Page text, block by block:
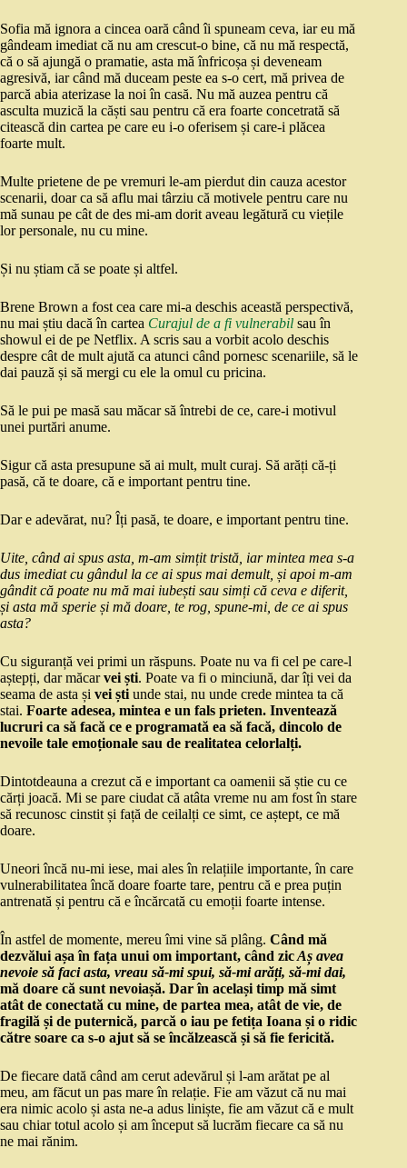
Sofia mă ignora a cincea oară când îi spuneam ceva, iar eu mă
gândeam imediat că nu am crescut-o bine, că nu mă respectă,
că o să ajungă o pramatie, asta mă înfricoșa și deveneam
agresivă, iar când mă duceam peste ea s-o cert, mă privea de
parcă abia aterizase la noi în casă. Nu mă auzea pentru că
asculta muzică la căști sau pentru că era foarte concetrată să
citească din cartea pe care eu i-o oferisem și care-i plăcea
foarte mult.
Multe prietene de pe vremuri le-am pierdut din cauza acestor
scenarii, doar ca să aflu mai târziu că motivele pentru care nu
mă sunau pe cât de des mi-am dorit aveau legătură cu viețile
lor personale, nu cu mine.
Și nu știam că se poate și altfel.
Brene Brown a fost cea care mi-a deschis această perspectivă,
nu mai știu dacă în cartea Curajul de a fi vulnerabil sau în
showul ei de pe Netflix. A scris sau a vorbit acolo deschis
despre cât de mult ajută ca atunci când pornesc scenariile, să le
dai pauză și să mergi cu ele la omul cu pricina.
Să le pui pe masă sau măcar să întrebi de ce, care-i motivul
unei purtări anume.
Sigur că asta presupune să ai mult, mult curaj. Să arăți că-ți
pasă, că te doare, că e important pentru tine.
Dar e adevărat, nu? Îți pasă, te doare, e important pentru tine.
Uite, când ai spus asta, m-am simțit tristă, iar mintea mea s-a
dus imediat cu gândul la ce ai spus mai demult, și apoi m-am
gândit că poate nu mă mai iubești sau simți că ceva e diferit,
și asta mă sperie și mă doare, te rog, spune-mi, de ce ai spus
asta?
Cu siguranță vei primi un răspuns. Poate nu va fi cel pe care-l
aștepți, dar măcarvei ști. Poate va fi o minciună, dar îți vei da
seama de asta și vei ști unde stai, nu unde crede mintea ta că
stai. Foarte adesea, mintea e un fals prieten. Inventează
lucruri ca să facă ce e programată ea să facă, dincolo de
nevoile tale emoționale sau de realitatea celorlalți.
Dintotdeauna a crezut că e important ca oamenii să știe cu ce
cărți joacă. Mi se pare ciudat că atâta vreme nu am fost în stare
să recunosc cinstit și față de ceilalți ce simt, ce aștept, ce mă
doare.
Uneori încă nu-mi iese, mai ales în relațiile importante, în care
vulnerabilitatea încă doare foarte tare, pentru că e prea puțin
antrenată și pentru că e încărcată cu emoții foarte intense.
În astfel de momente, mereu îmi vine să plâng. Când mă
dezvălui așa în fața unui om important, când zicAș avea
nevoie să faci asta, vreau să-mi spui, să-mi arăți, să-mi dai,
mă doare că sunt nevoiașă. Dar în același timp mă simt
atât de conectată cu mine, de partea mea, atât de vie, de
fragilă și de puternică, parcă o iau pe fetița Ioana și o ridic
către soare ca s-o ajut să se încălzească și să fie fericită.
De fiecare dată când am cerut adevărul și l-am arătat pe al
meu, am făcut un pas mare în relație. Fie am văzut că nu mai
era nimic acolo și asta ne-a adus liniște, fie am văzut că e mult
sau chiar totul acolo și am început să lucrăm fiecare ca să nu
ne mai rănim.